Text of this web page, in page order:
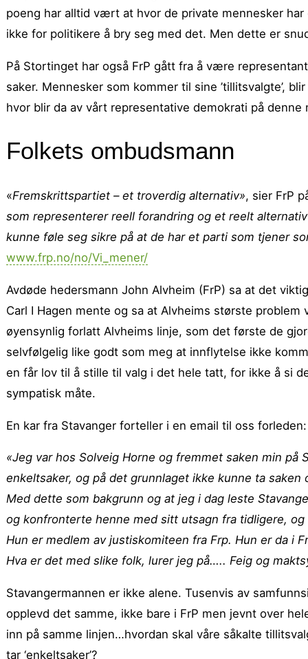
poeng har alltid vært at hvor de private mennesker
ikke for politikere å bry seg med det. Men dette er
På Stortinget har også FrP gått fra å være
saker. Mennesker som kommer til sine ’tillitsvalgte’,
hvor blir da av vårt representative demokrati på denne
Folkets ombudsmann
«Fremskrittspartiet – et troverdig alternativ», sier FrP
som representerer reell forandring og et reelt
kunne føle seg sikre på at de har et parti som tjener
www.frp.no/no/Vi_mener/
Avdøde hedersmann John Alvheim (FrP) sa at det
Carl I Hagen mente og sa at Alvheims største
øyensynlig forlatt Alvheims linje, som det første de
selvfølgelig like godt som meg at innflytelse ikke
en får lov til å stille til valg i det hele tatt, for ikke å si
sympatisk måte.
En kar fra Stavanger forteller i en email til oss forleden:
«Jeg var hos Solveig Horne og fremmet saken min
enkeltsaker, og på det grunnlaget ikke kunne ta saken
Med dette som bakgrunn og at jeg i dag leste
og konfronterte henne med sitt utsagn fra tidligere,
Hun er medlem av justiskomiteen fra Frp. Hun er da i
Hva er det med slike folk, lurer jeg på….. Feig og
Stavangermannen er ikke alene. Tusenvis av
opplevd det samme, ikke bare i FrP men jevnt over
inn på samme linjen…hvordan skal våre såkalte
tar ‘enkeltsaker’?